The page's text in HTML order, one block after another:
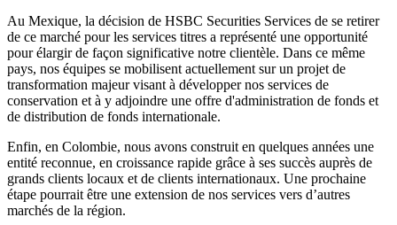
Au Mexique, la décision de HSBC Securities Services de se retirer
de ce marché pour les services titres a représenté une opportunité
pour élargir de façon significative notre clientèle. Dans ce même
pays, nos équipes se mobilisent actuellement sur un projet de
transformation majeur visant à développer nos services de
conservation et à y adjoindre une offre d'administration de fonds et
de distribution de fonds internationale.
Enfin, en Colombie, nous avons construit en quelques années une
entité reconnue, en croissance rapide grâce à ses succès auprès de
grands clients locaux et de clients internationaux. Une prochaine
étape pourrait être une extension de nos services vers d’autres
marchés de la région.